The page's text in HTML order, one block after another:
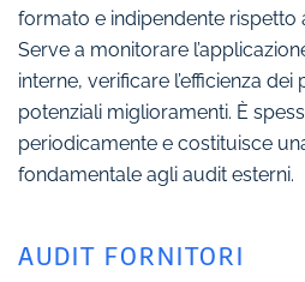
formato e indipendente rispetto
Serve a monitorare
interne, verificare l’efficienza
potenziali miglioramenti. È
periodicamente e costituisce
fondamentale agli audit esterni.
AUDIT FORNITORI